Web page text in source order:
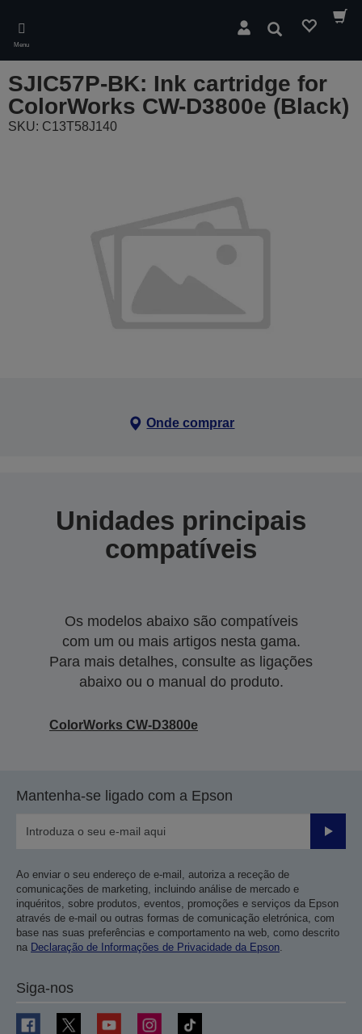
main
content
Menu
Pesquisar
SJIC57P-BK: Ink cartridge for
ColorWorks CW-D3800e (Black)
SKU: C13T58J140
Onde comprar
Unidades principais
compatíveis
Os modelos abaixo são compatíveis
com um ou mais artigos nesta gama.
Para mais detalhes, consulte as ligações
abaixo ou o manual do produto.
ColorWorks CW-D3800e
Mantenha-se ligado com a Epson
Enviar
Ao enviar o seu endereço de e-mail, autoriza a receção de
comunicações de marketing, incluindo análise de mercado e
inquéritos, sobre produtos, eventos, promoções e serviços da Epson
através de e-mail ou outras formas de comunicação eletrónica, com
base nas suas preferências e comportamento na web, como descrito
na Declaração de Informações de Privacidade da Epson
Siga-nos